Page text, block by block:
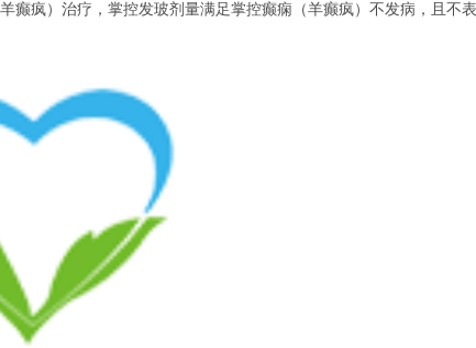
疯）治疗，掌控发玻剂量满足掌控癫痫（羊癫疯）不发病，且不